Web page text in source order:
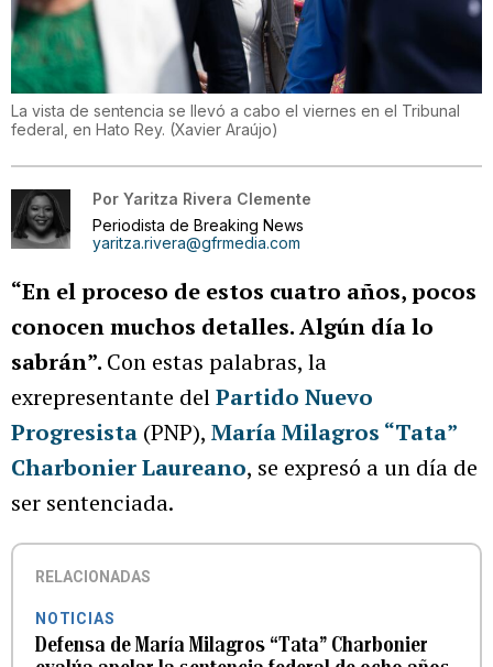
La vista de sentencia se llevó a cabo el viernes en el Tribunal
federal, en Hato Rey. (Xavier Araújo)
Por Yaritza Rivera Clemente
Periodista de Breaking News
yaritza.rivera@gfrmedia.com
“En el proceso de estos cuatro años, pocos
conocen muchos detalles. Algún día lo
sabrán”. Con estas palabras, la
exrepresentante delPartido Nuevo
Progresista (PNP), María Milagros “Tata”
Charbonier Laureano, se expresó a un día de
ser sentenciada.
RELACIONADAS
NOTICIAS
Defensa de María Milagros “Tata” Charbonier